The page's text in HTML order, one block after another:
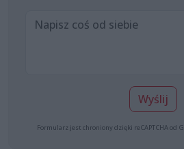
Wyślij
Formularz jest chroniony dzięki reCAPTCHA od